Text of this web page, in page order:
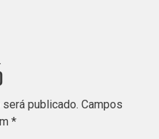
publicado. Campos
*